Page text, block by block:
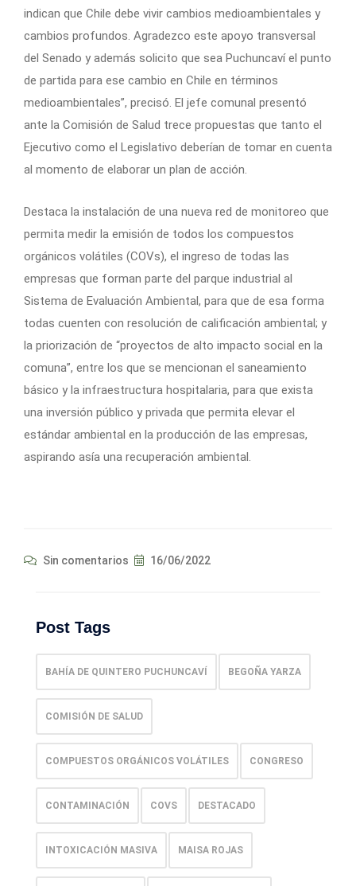
indican que Chile debe vivir cambios medioambientales y
cambios profundos. Agradezco este apoyo transversal
del Senado y además solicito que sea Puchuncaví el punto
de partida para ese cambio en Chile en términos
medioambientales”, precisó. El jefe comunal presentó
ante la Comisión de Salud trece propuestas que tanto el
Ejecutivo como el Legislativo deberían de tomar en cuenta
al momento de elaborar un plan de acción.
Destaca la instalación de una nueva red de monitoreo que
permita medir la emisión de todos los compuestos
orgánicos volátiles (COVs), el ingreso de todas las
empresas que forman parte del parque industrial al
Sistema de Evaluación Ambiental, para que de esa forma
todas cuenten con resolución de calificación ambiental; y
la priorización de “proyectos de alto impacto social en la
comuna”, entre los que se mencionan el saneamiento
básico y la infraestructura hospitalaria, para que exista
una inversión público y privada que permita elevar el
estándar ambiental en la producción de las empresas,
aspirando asía una recuperación ambiental.
Sin comentarios 16/06/2022
Post Tags
BAHÍA DE QUINTERO PUCHUNCAVÍ BEGOÑA YARZA
COMISIÓN DE SALUD
COMPUESTOS ORGÁNICOS VOLÁTILES CONGRESO
CONTAMINACIÓN COVS DESTACADO
INTOXICACIÓN MASIVA MAISA ROJAS